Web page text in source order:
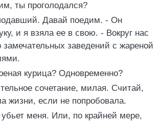
ты проголодался?
Давай поедим. - Он
и я взяла ее в свою. - Вокруг нас
замечательных заведений с жареной
курица? Одновременно?
сочетание, милая. Считай,
жизни, если не попробовала.
меня. Или, по крайней мере,